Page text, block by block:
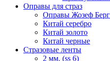
Оправы для страз
Оправы Жозеф
Китай серебро
Китай золото
Китай черные
Стразовые ленты
2 мм. (ss 6)